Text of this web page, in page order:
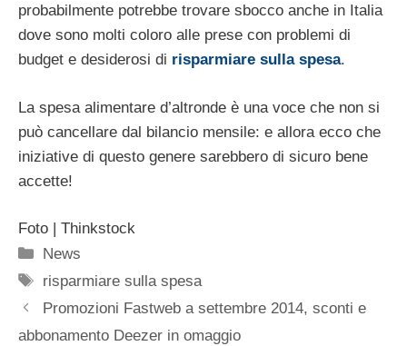
probabilmente potrebbe trovare sbocco anche in Italia
dove sono molti coloro alle prese con problemi di
budget e desiderosi di risparmiare sulla spesa.
La spesa alimentare d’altronde è una voce che non si
può cancellare dal bilancio mensile: e allora ecco che
iniziative di questo genere sarebbero di sicuro bene
accette!
Foto | Thinkstock
Categorie
News
Tag
risparmiare sulla spesa
Promozioni Fastweb a settembre 2014, sconti e
abbonamento Deezer in omaggio